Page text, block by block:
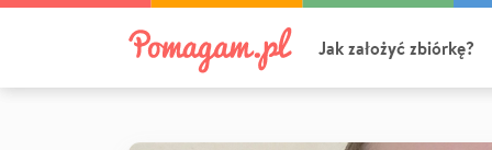
Jak założyć zbiórkę?